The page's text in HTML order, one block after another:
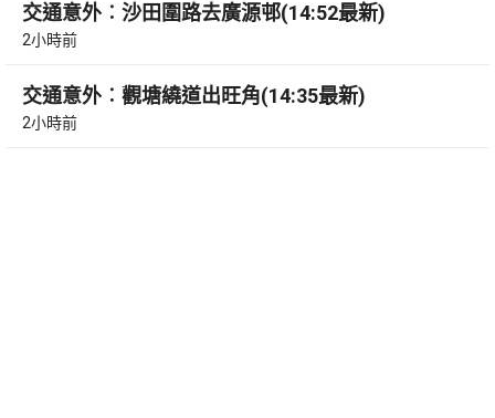
交通意外︰沙田圍路去廣源邨(14:52最新)
2小時前
交通意外︰觀塘繞道出旺角(14:35最新)
2小時前